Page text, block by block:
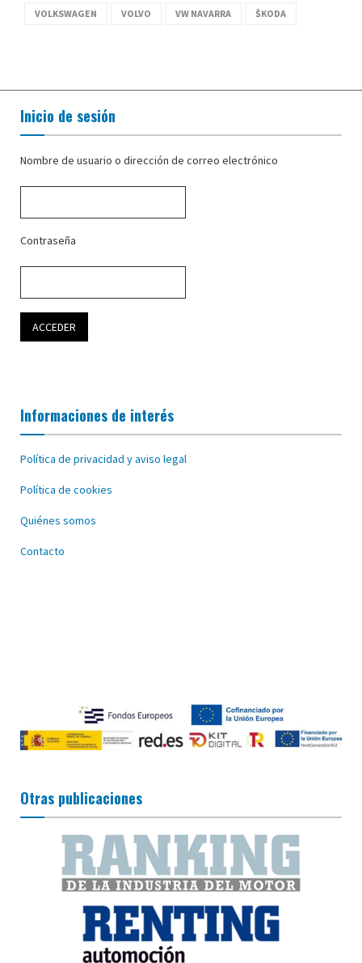
VOLKSWAGEN VOLVO VW NAVARRA ŠKODA
Inicio de sesión
Nombre de usuario o dirección de correo electrónico
Contraseña
Informaciones de interés
Política de privacidad y aviso legal
Política de cookies
Quiénes somos
Contacto
Otras publicaciones